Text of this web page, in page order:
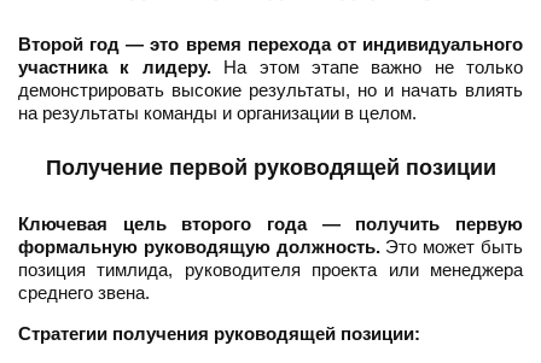
Второй год — это время перехода от индивидуального
участника к лидеру.На этом этапе важно не только
демонстрировать высокие результаты, но и начать влиять
на результаты команды и организации в целом.
Получение первой руководящей позиции
Ключевая цель второго года — получить первую
формальную руководящую должность.Это может быть
позиция тимлида, руководителя проекта или менеджера
среднего звена.
Стратегии получения руководящей позиции: